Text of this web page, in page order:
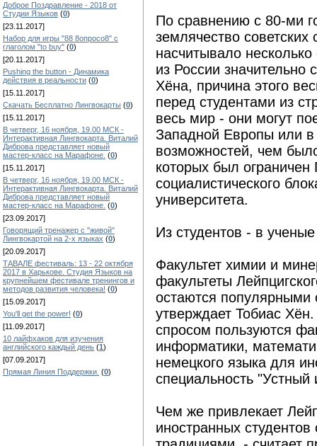
Доброе Поздравление - 2018 от
Студии Языков (0)
[23.11.2017]
Набор для игры "88 8опросо8" с
глаголом "to buy" (0)
[20.11.2017]
Pushing the button - Динамика
действия в реальности (0)
[15.11.2017]
Скачать Бесплатно Лингвокарты (0)
[15.11.2017]
В четверг, 16 ноября, 19.00 МСК -
Интерактивная Лингвокарта. Виталий
Диброва представляет новый
мастер-класс на Марафоне. (0)
[15.11.2017]
В четверг, 16 ноября, 19.00 МСК -
Интерактивная Лингвокарта. Виталий
Диброва представляет новый
мастер-класс на Марафоне. (0)
[23.09.2017]
Говорящий тренажер с "живой"
Лингвокартой на 2-х языках (0)
[20.09.2017]
ТАВАЛЕ фестиваль: 13 - 22 октября
2017 в Харькове. Студия Языков на
крупнейшем фестивале тренингов и
методов развития человека! (0)
[15.09.2017]
You'll get the power! (0)
[11.09.2017]
10 лайфхаков для изучения
английского каждый день (1)
[07.09.2017]
Прямая Линия Поддержки. (0)
По сравнению с 80-ми
землячество советских
насчитывало
из России значительно
Хёна, причина этого
перед студентами из
весь мир - они могут
Западной Европы или
возможностей, чем
которых был
социалистического
университета.
Из студентов - в ученые
Факультет химии и
факультеты
остаются популярными
утверждает Тобиас
спросом пользуются
информатики,
немецкого языка для
специальность
Чем же привлекает
иностранных